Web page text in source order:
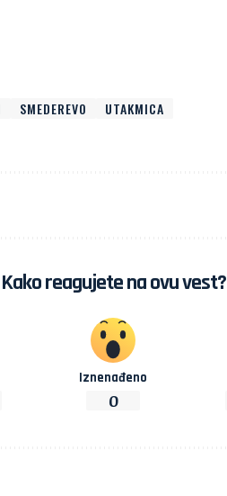
SMEDEREVO
UTAKMICA
Kako reagujete na ovu vest?
Iznenađeno
0